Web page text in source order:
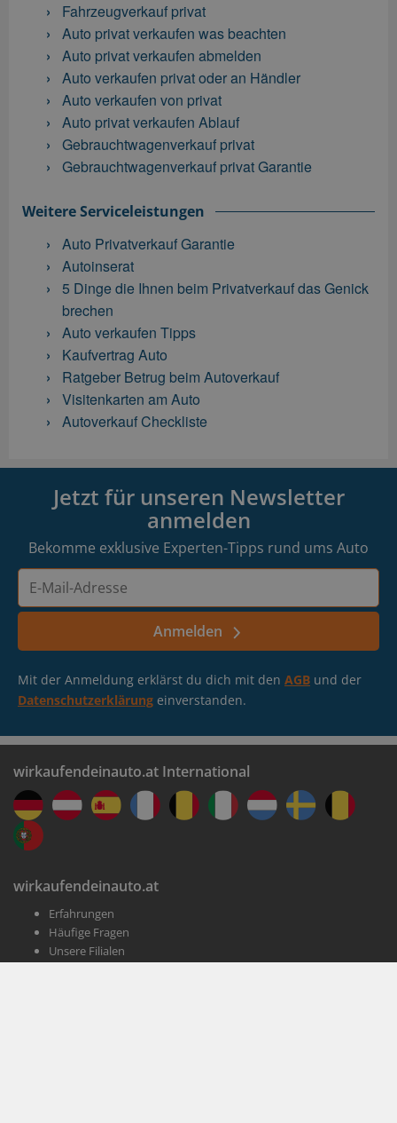
Fahrzeugverkauf privat
Auto privat verkaufen was beachten
Auto privat verkaufen abmelden
Auto verkaufen privat oder an Händler
Auto verkaufen von privat
Auto privat verkaufen Ablauf
Gebrauchtwagenverkauf privat
Gebrauchtwagenverkauf privat Garantie
Weitere Serviceleistungen
Auto Privatverkauf Garantie
Autoinserat
5 Dinge die Ihnen beim Privatverkauf das Genick
brechen
Auto verkaufen Tipps
Kaufvertrag Auto
Ratgeber Betrug beim Autoverkauf
Visitenkarten am Auto
Autoverkauf Checkliste
Jetzt für unseren Newsletter
anmelden
Bekomme exklusive Experten-Tipps rund ums Auto
Adresse
Anmelden
Mit der Anmeldung erklärst du dich mit den AGB und der
Datenschutzerklärung einverstanden.
wirkaufendeinauto.at International
wirkaufendeinauto.at
Erfahrungen
Häufige Fragen
Unsere Filialen